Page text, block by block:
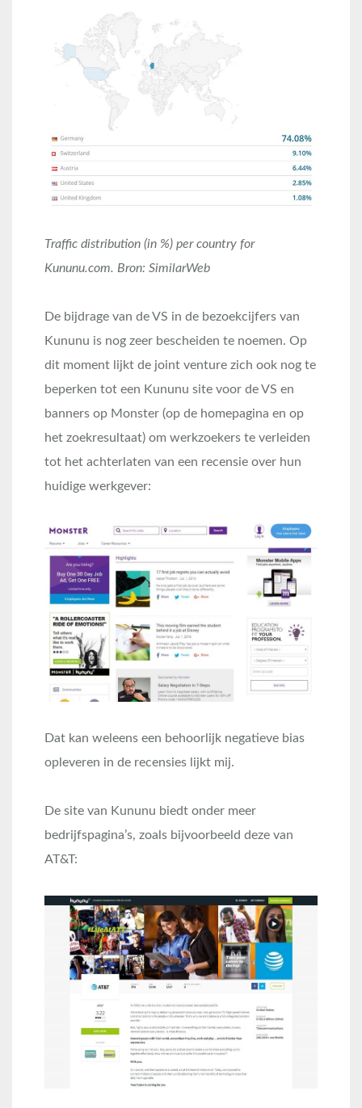
Traffic distribution (in %) per country for
Kununu.com. Bron: SimilarWeb
De bijdrage van de VS in de bezoekcijfers van
Kununu is nog zeer bescheiden te noemen. Op
dit moment lijkt de joint venture zich ook nog te
beperken tot een Kununu site voor de VS en
banners op Monster (op de homepagina en op
het zoekresultaat) om werkzoekers te verleiden
tot het achterlaten van een recensie over hun
huidige werkgever:
Dat kan weleens een behoorlijk negatieve bias
opleveren in de recensies lijkt mij.
De site van Kununu biedt onder meer
bedrijfspagina’s, zoals bijvoorbeeld deze van
AT&T: